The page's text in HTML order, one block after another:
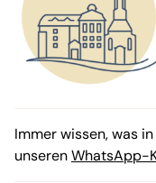
Immer wissen, was
unserenWhatsApp-